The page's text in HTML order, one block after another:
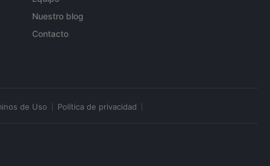
Nuestro blog
Contacto
de Uso Política de privacidad